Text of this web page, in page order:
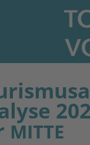
MITTE